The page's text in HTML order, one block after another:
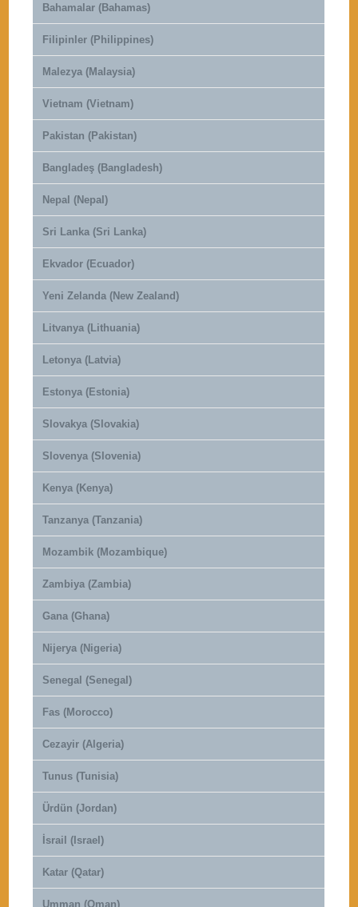
Bahamalar (Bahamas)
Filipinler (Philippines)
Malezya (Malaysia)
Vietnam (Vietnam)
Pakistan (Pakistan)
Bangladeş (Bangladesh)
Nepal (Nepal)
Sri Lanka (Sri Lanka)
Ekvador (Ecuador)
Yeni Zelanda (New Zealand)
Litvanya (Lithuania)
Letonya (Latvia)
Estonya (Estonia)
Slovakya (Slovakia)
Slovenya (Slovenia)
Kenya (Kenya)
Tanzanya (Tanzania)
Mozambik (Mozambique)
Zambiya (Zambia)
Gana (Ghana)
Nijerya (Nigeria)
Senegal (Senegal)
Fas (Morocco)
Cezayir (Algeria)
Tunus (Tunisia)
Ürdün (Jordan)
İsrail (Israel)
Katar (Qatar)
Umman (Oman)